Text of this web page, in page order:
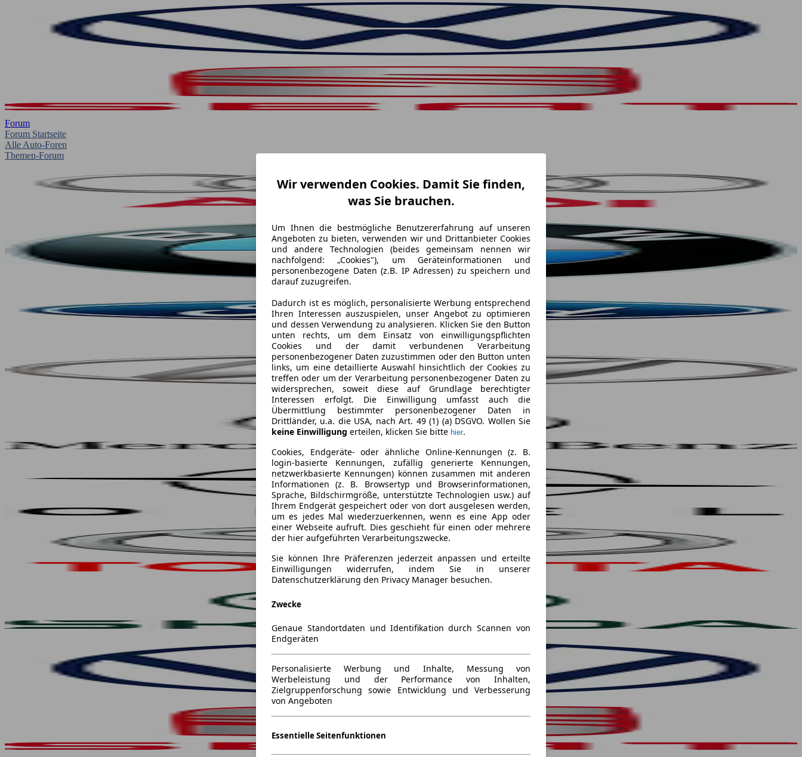
Forum
Forum Startseite
Alle Auto-Foren
Themen-Forum
Wir verwenden Cookies. Damit Sie finden,
was Sie brauchen.
Um Ihnen die bestmögliche Benutzererfahrung auf unseren
Angeboten zu bieten, verwenden wir und Drittanbieter Cookies
und andere Technologien (beides gemeinsam nennen wir
nachfolgend: „Cookies"), um Geräteinformationen und
personenbezogene Daten (z.B. IP Adressen) zu speichern und
darauf zuzugreifen.
Dadurch ist es möglich, personalisierte Werbung entsprechend
Ihren Interessen auszuspielen, unser Angebot zu optimieren
und dessen Verwendung zu analysieren. Klicken Sie den Button
unten rechts, um dem Einsatz von einwilligungspflichten
Cookies und der damit verbundenen Verarbeitung
personenbezogener Daten zuzustimmen oder den Button unten
links, um eine detaillierte Auswahl hinsichtlich der Cookies zu
treffen oder um der Verarbeitung personenbezogener Daten zu
widersprechen, soweit diese auf Grundlage berechtigter
Interessen erfolgt. Die Einwilligung umfasst auch die
Übermittlung bestimmter personenbezogener Daten in
Drittländer, u.a. die USA, nach Art. 49 (1) (a) DSGVO. Wollen Sie
keine Einwilligung erteilen, klicken Sie bitte hier.
Cookies, Endgeräte- oder ähnliche Online-Kennungen (z. B.
login-basierte Kennungen, zufällig generierte Kennungen,
netzwerkbasierte Kennungen) können zusammen mit anderen
Informationen (z. B. Browsertyp und Browserinformationen,
Sprache, Bildschirmgröße, unterstützte Technologien usw.) auf
Ihrem Endgerät gespeichert oder von dort ausgelesen werden,
um es jedes Mal wiederzuerkennen, wenn es eine App oder
einer Webseite aufruft. Dies geschieht für einen oder mehrere
der hier aufgeführten Verarbeitungszwecke.
Sie können Ihre Präferenzen jederzeit anpassen und erteilte
Einwilligungen widerrufen, indem Sie in unserer
Datenschutzerklärung den Privacy Manager besuchen.
Zwecke
Genaue Standortdaten und Identifikation durch Scannen von
Endgeräten
Personalisierte Werbung und Inhalte, Messung von
Werbeleistung und der Performance von Inhalten,
Zielgruppenforschung sowie Entwicklung und Verbesserung
von Angeboten
Essentielle Seitenfunktionen